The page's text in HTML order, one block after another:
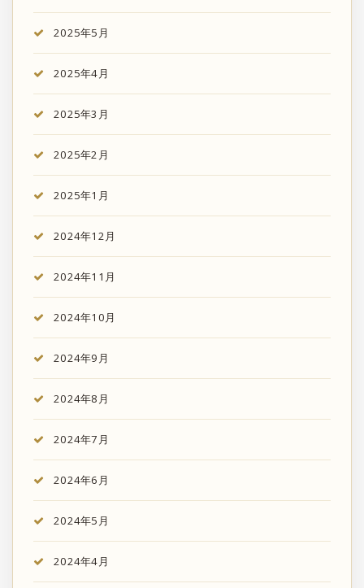
2025年5月
2025年4月
2025年3月
2025年2月
2025年1月
2024年12月
2024年11月
2024年10月
2024年9月
2024年8月
2024年7月
2024年6月
2024年5月
2024年4月